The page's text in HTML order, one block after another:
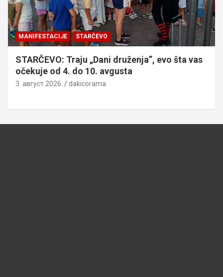
MANIFESTACIJE STARČEVO
STARČEVO: Traju „Dani druženja”, evo šta vas
očekuje od 4. do 10. avgusta
3. август 2026. dakicorama